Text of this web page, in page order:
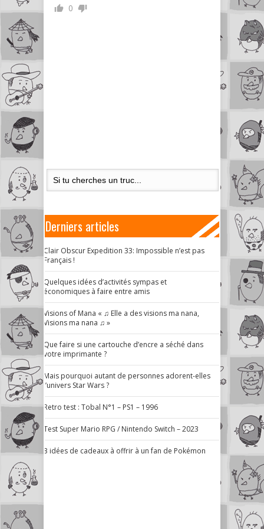
0
Derniers articles
Clair Obscur Expedition 33: Impossible n’est pas
Français !
Quelques idées d’activités sympas et
économiques à faire entre amis
Visions of Mana « ♫ Elle a des visions ma nana,
Visions ma nana ♫ »
Que faire si une cartouche d’encre a séché dans
votre imprimante ?
Mais pourquoi autant de personnes adorent-elles
l’univers Star Wars ?
Retro test : Tobal N°1 – PS1 – 1996
Test Super Mario RPG / Nintendo Switch – 2023
3 idées de cadeaux à offrir à un fan de Pokémon